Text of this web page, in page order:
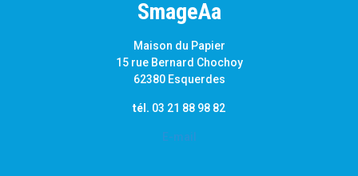
SmageAa
Maison du Papier
15 rue Bernard Chochoy
62380 Esquerdes
tél. 03 21 88 98 82
E-mail